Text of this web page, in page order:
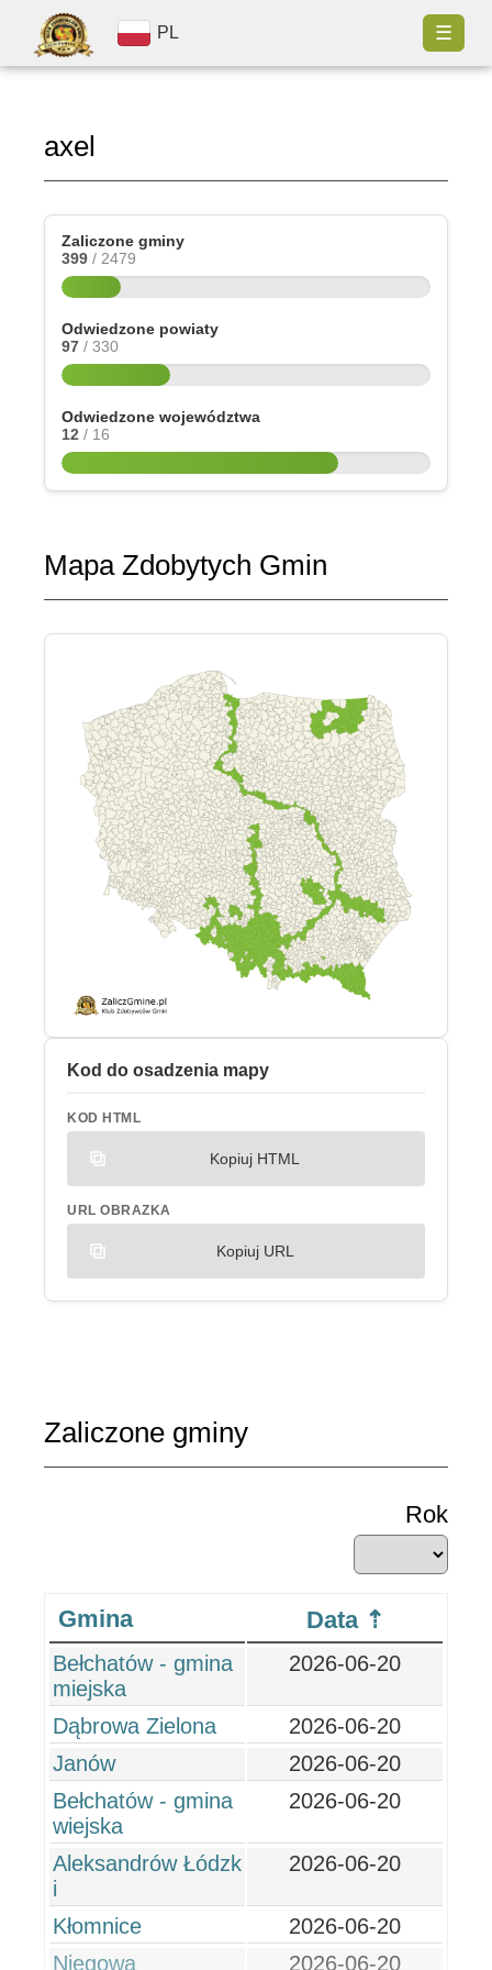
PL ☰
axel
Zaliczone gminy
399 / 2479
Odwiedzone powiaty
97 / 330
Odwiedzone województwa
12 / 16
Mapa Zdobytych Gmin
Kod do osadzenia mapy
KOD HTML
Kopiuj HTML
URL OBRAZKA
Kopiuj URL
Zaliczone gminy
Rok
Gmina Data
Bełchatów - gmina
miejska
2026-06-20
Dąbrowa Zielona
2026-06-20
Janów
2026-06-20
Bełchatów - gmina
wiejska
2026-06-20
Aleksandrów Łódzk
i
2026-06-20
Kłomnice
2026-06-20
Niegowa
2026-06-20